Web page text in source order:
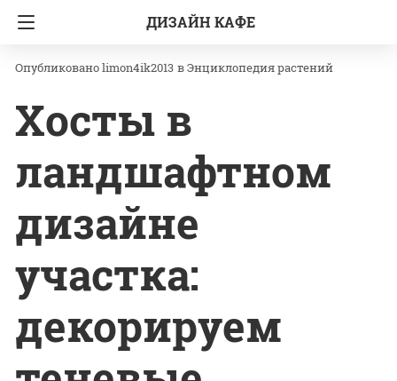
ДИЗАЙН КАФЕ
Главная Энциклопедия растений
limon4ik2013 вЭнциклопедия растений
Хосты в
ландшафтном
дизайне
участка:
декорируем